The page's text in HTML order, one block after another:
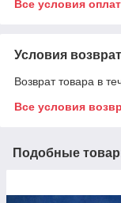
Все условия
Условия
Возврат товара в
Все условия
Подобные